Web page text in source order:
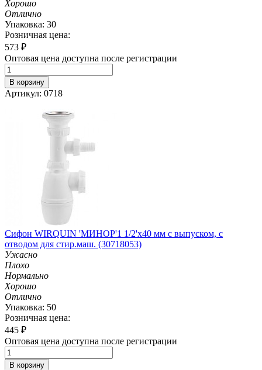
Хорошо
Отлично
Упаковка: 30
Розничная цена:
573 ₽
Оптовая цена доступна после регистрации
В корзину
Артикул: 0718
Сифон WIRQUIN 'МИНОР'1 1/2'х40 мм с выпуском, с
отводом для стир.маш. (30718053)
Ужасно
Плохо
Нормально
Хорошо
Отлично
Упаковка: 50
Розничная цена:
445 ₽
Оптовая цена доступна после регистрации
В корзину